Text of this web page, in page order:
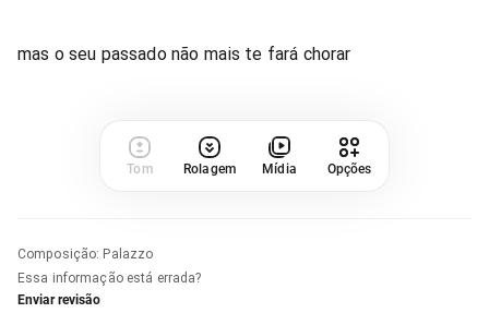
mas o seu passado não mais te fará chorar
Tom Rolagem Mídia Opções
Composição: Palazzo
Essa informação está errada?
Enviar revisão